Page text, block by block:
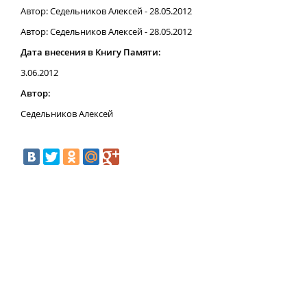
Автор: Седельников Алексей - 28.05.2012
Автор: Седельников Алексей - 28.05.2012
Дата внесения в Книгу Памяти:
3.06.2012
Автор:
Седельников Алексей